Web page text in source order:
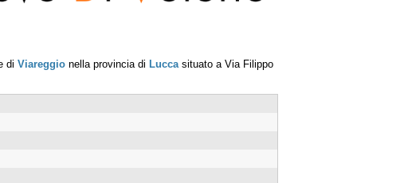
di Viareggio nella provincia di Lucca situato a Via Filippo